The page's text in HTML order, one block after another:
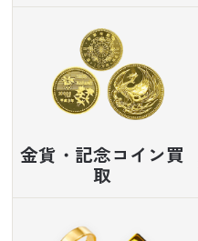
金貨・記念コイン買
取